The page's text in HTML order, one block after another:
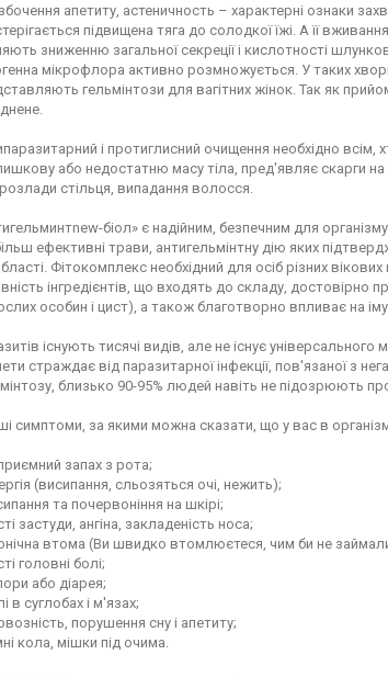
апетиту, астеничность – характерні ознаки
підвищена тяга до солодкої їжі. А її
зниженню загальної секреції і кислотності
мікрофлора активно розмножується. У таких
гельмінтози для вагітних жінок. Так як
і протиглисний очищення необхідно
або недостатню масу тіла, пред'являє скарги
стільця, випадання волосся.
біол» є надійним, безпечним для
ефективні трави, антигельмінтну дію яких
Фітокомплекс необхідний для осіб різних
інгредієнтів, що входять до складу, достовірно
особин і цист), а також благотворно впливає на
існують тисячі видів, але не існує
страждає від паразитарної інфекції, пов'язаної з
близько 90-95% людей навіть не підозрюють
симптоми, за якими можна сказати, що у вас в
запах з рота;
(висипання, сльозяться очі, нежить);
та почервоніння на шкірі;
застуди, ангіна, закладеність носа;
втома (Ви швидко втомлюєтеся, чим би не
головні болі;
або діарея;
в суглобах і м'язах;
порушення сну і апетиту;
кола, мішки під очима.